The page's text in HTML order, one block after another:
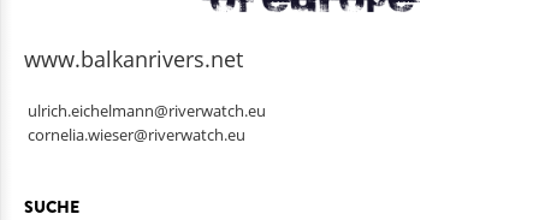
www.balkanrivers.net
cornelia.wieser@riverwatch.eu